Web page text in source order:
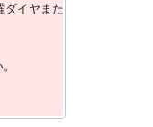
ダイヤまた